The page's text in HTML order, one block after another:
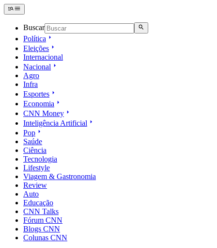
Buscar
Política
Eleições
Internacional
Nacional
Agro
Infra
Esportes
Economia
CNN Money
Inteligência Artificial
Pop
Saúde
Ciência
Tecnologia
Lifestyle
Viagem & Gastronomia
Review
Auto
Educação
CNN Talks
Fórum CNN
Blogs CNN
Colunas CNN